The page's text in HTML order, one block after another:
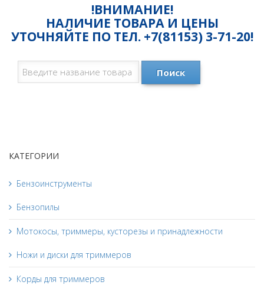
!ВНИМАНИЕ!
НАЛИЧИЕ ТОВАРА И ЦЕНЫ
УТОЧНЯЙТЕ ПО ТЕЛ. +7(81153) 3-71-20!
Поиск
КАТЕГОРИИ
Бензоинструменты
Бензопилы
Мотокосы, триммеры, кусторезы и принадлежности
Ножи и диски для триммеров
Корды для триммеров